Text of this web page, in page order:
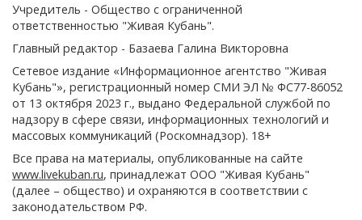
Учредитель - Общество с ограниченной
ответственностью "Живая Кубань".
Главный редактор - Базаева Галина Викторовна
Сетевое издание «Информационное агентство "Живая
Кубань"», регистрационный номер СМИ ЭЛ № ФС77-86052
от 13 октября 2023 г., выдано Федеральной службой по
надзору в сфере связи, информационных технологий и
массовых коммуникаций (Роскомнадзор). 18+
Все права на материалы, опубликованные на сайте
www.livekuban.ru, принадлежат ООО "Живая Кубань"
(далее – общество) и охраняются в соответствии с
законодательством РФ.